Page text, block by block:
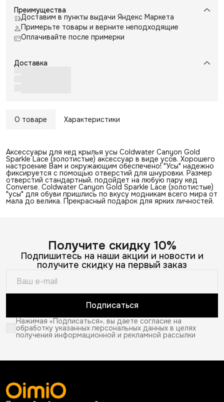
Преимущества
Доставим в пункты выдачи Яндекс Маркета
Примерьте товары и верните неподходящие
Оплачивайте после примерки
Доставка
О товаре Характеристики
Аксессуары для кед крылья усы Coldwater Canyon Gold
Sparkle Lace (золотистые) аксессуар в виде усов. Хорошего
настроение Вам и окружающим обеспечено! "Усы" надежно
фиксируется с помощью отверстий для шнуровки. Размер
отверстий стандартный, подойдет на любую пару кед
Converse. Coldwater Canyon Gold Sparkle Lace (золотистые)
"усы" для обуви пришлись по вкусу модникам всего мира от
мала до велика. Прекрасный подарок для ярких личностей.
Получите скидку 10%
Подпишитесь на наши акции и новости и
получите скидку на первый заказ
Подписаться
Нажимая «Подписаться», вы даете согласие на
обработку указанных персональных данных в целях
получения информационной и рекламной рассылки